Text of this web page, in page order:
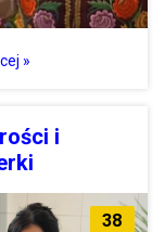
»
i
38